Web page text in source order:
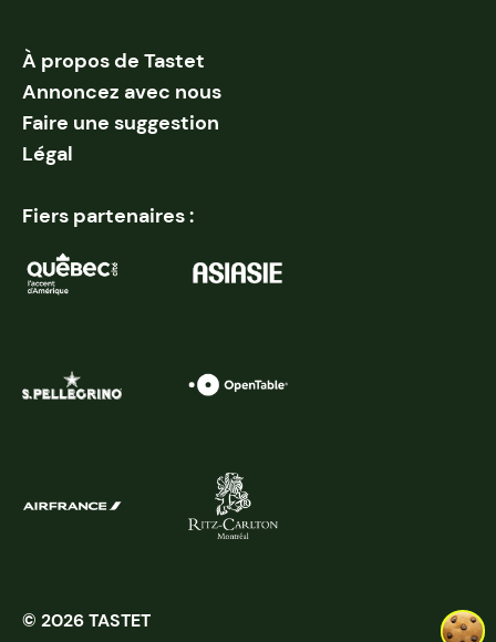
À propos de Tastet
Annoncez avec nous
Faire une suggestion
Légal
Fiers partenaires :
© 2026 TASTET